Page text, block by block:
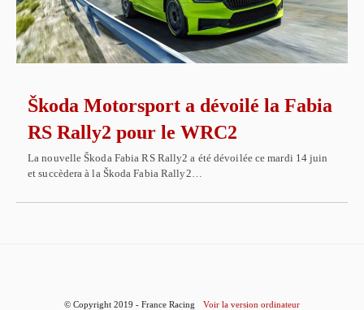
Škoda Motorsport a dévoilé la Fabia
RS Rally2 pour le WRC2
La nouvelle Škoda Fabia RS Rally2 a été dévoilée ce mardi 14 juin
et succèdera à la Škoda Fabia Rally2…
© Copyright 2019 - France Racing Voir la version ordinateur